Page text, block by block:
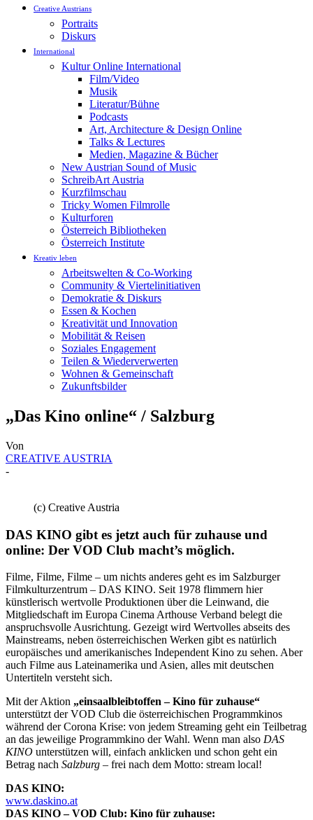
Creative Austrians
Portraits
Diskurs
International
Kultur Online International
Film/Video
Musik
Literatur/Bühne
Podcasts
Art, Architecture & Design Online
Talks & Lectures
Medien, Magazine & Bücher
New Austrian Sound of Music
SchreibArt Austria
Kurzfilmschau
Tricky Women Filmrolle
Kulturforen
Österreich Bibliotheken
Österreich Institute
Kreativ leben
Arbeitswelten & Co-Working
Community & Viertelinitiativen
Demokratie & Diskurs
Essen & Kochen
Kreativität und Innovation
Mobilität & Reisen
Soziales Engagement
Teilen & Wiederverwerten
Wohnen & Gemeinschaft
Zukunftsbilder
„Das Kino online“ / Salzburg
Von
CREATIVE AUSTRIA
-
(c) Creative Austria
DAS KINO gibt es jetzt auch für zuhause und
online: Der VOD Club macht’s möglich.
Filme, Filme, Filme – um nichts anderes geht es im Salzburger
Filmkulturzentrum – DAS KINO. Seit 1978 flimmern hier
künstlerisch wertvolle Produktionen über die Leinwand, die
Mitgliedschaft im Europa Cinema Arthouse Verband belegt die
anspruchsvolle Ausrichtung. Gezeigt wird Wertvolles abseits des
Mainstreams, neben österreichischen Werken gibt es natürlich
europäisches und amerikanisches Independent Kino zu sehen. Aber
auch Filme aus Lateinamerika und Asien, alles mit deutschen
Untertiteln versteht sich.
Mit der Aktion „einsaalbleibtoffen – Kino für zuhause“
unterstützt der VOD Club die österreichischen Programmkinos
während der Corona Krise: von jedem Streaming geht ein Teilbetrag
an das jeweilige Programmkino der Wahl. Wenn man also DAS
KINO unterstützen will, einfach anklicken und schon geht ein
Betrag nach Salzburg – frei nach dem Motto: stream local!
DAS KINO:
www.daskino.at
DAS KINO – VOD Club: Kino für zuhause: